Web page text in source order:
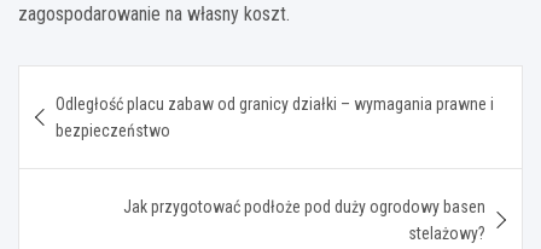
zagospodarowanie na własny koszt.
wpisu
Odległość placu zabaw od granicy działki – wymagania prawne i
bezpieczeństwo
Jak przygotować podłoże pod duży ogrodowy basen
stelażowy?